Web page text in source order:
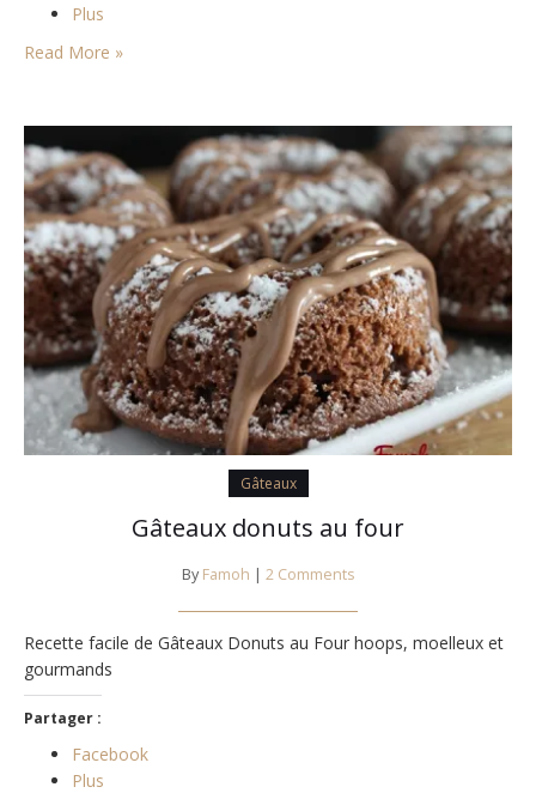
Plus
Read More »
Gâteaux
Gâteaux donuts au four
By Famoh | 2 Comments
Recette facile de Gâteaux Donuts au Four hoops, moelleux et
gourmands
Partager :
Facebook
Plus